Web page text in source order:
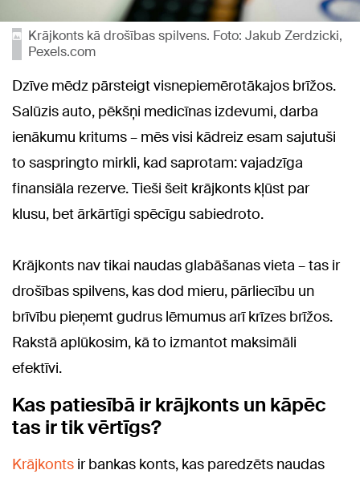
Krājkonts kā drošības spilvens. Foto: Jakub Zerdzicki,
Pexels.com
Dzīve mēdz pārsteigt visnepiemērotākajos brīžos.
Salūzis auto, pēkšņi medicīnas izdevumi, darba
ienākumu kritums – mēs visi kādreiz esam sajutuši
to saspringto mirkli, kad saprotam: vajadzīga
finansiāla rezerve. Tieši šeit krājkonts kļūst par
klusu, bet ārkārtīgi spēcīgu sabiedroto.
Krājkonts nav tikai naudas glabāšanas vieta – tas ir
drošības spilvens, kas dod mieru, pārliecību un
brīvību pieņemt gudrus lēmumus arī krīzes brīžos.
Rakstā aplūkosim, kā to izmantot maksimāli
efektīvi.
Kas patiesībā ir krājkonts un kāpēc
tas ir tik vērtīgs?
Krājkonts ir bankas konts, kas paredzēts naudas